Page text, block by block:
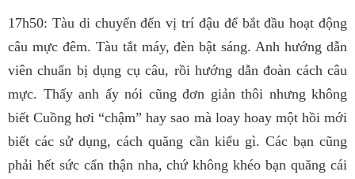
17h50: Tàu di chuyển đến vị trí đậu để bắt đầu hoạt động
câu mực đêm. Tàu tắt máy, đèn bật sáng. Anh hướng dẫn
viên chuẩn bị dụng cụ câu, rồi hướng dẫn đoàn cách câu
mực. Thấy anh ấy nói cũng đơn giản thôi nhưng không
biết Cuồng hơi “chậm” hay sao mà loay hoay một hồi mới
biết các sử dụng, cách quăng cần kiểu gì. Các bạn cũng
phải hết sức cẩn thận nha, chứ không khéo bạn quăng cái